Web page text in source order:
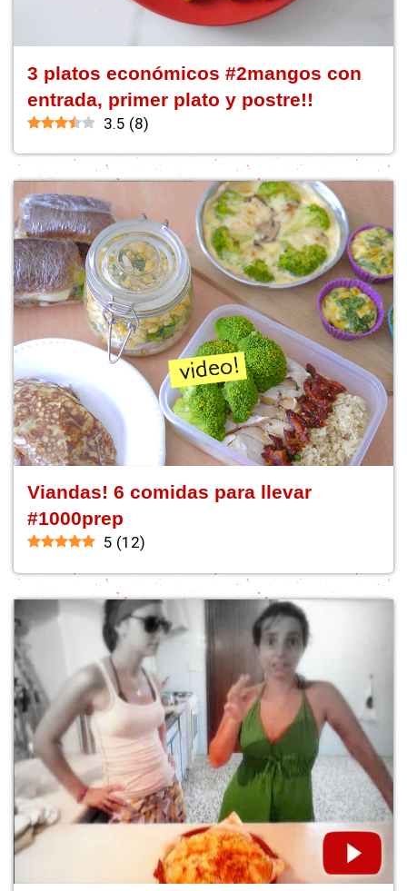
3 platos económicos #2mangos con
entrada, primer plato y postre!!
3.5 (8)
Viandas! 6 comidas para llevar
#1000prep
5 (12)